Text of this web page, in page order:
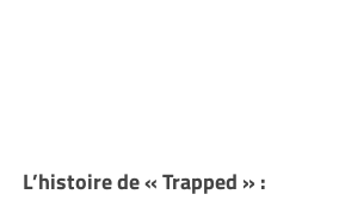
L’histoire de « Trapped » :